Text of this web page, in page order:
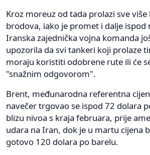
Kroz moreuz od tada prolazi sve
brodova, iako je promet i dalje ispod
Iranska zajednička vojna komanda
upozorila da svi tankeri koji prolaze
moraju koristiti odobrene rute ili će
"snažnim odgovorom".
Brent, međunarodna referentna
navečer trgovao se ispod 72 dolara
blizu nivoa s kraja februara, prije
udara na Iran, dok je u martu cijena
gotovo 120 dolara po barelu.